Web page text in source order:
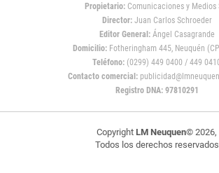
Propietario:Comunicaciones y Medios
Director: Juan Carlos Schroeder
Editor General:Ángel Casagrande
Domicilio:Fotheringham 445, Neuquén
Teléfono: (0299) 449 0400 / 449
Contacto comercial:
Registro DNA: 97810291
Copyright LM Neuquen© 2026,
Todos los derechos reservados